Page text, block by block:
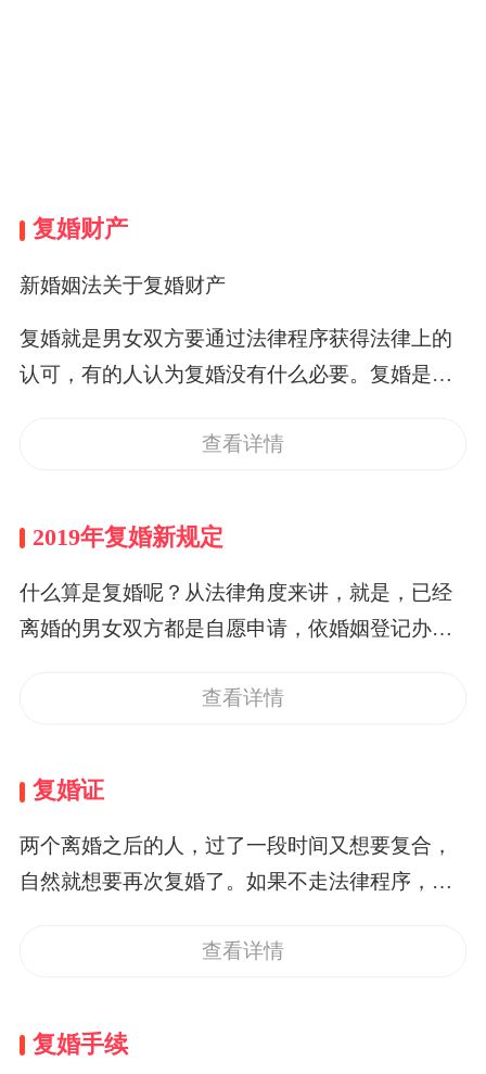
复婚财产
新婚姻法关于复婚财产
复婚就是男女双方要通过法律程序获得法律上的
认可，有的人认为复婚没有什么必要。复婚是很
定:“中国公民在中国境内结婚、离婚、复婚的必须
非法同居，两个人任何一方是不能继承另一个人
的财产，并且也不具有对彼此相互抚养的义务。
&nbsp;在离婚时分割的财产属于婚前财产。因为
并不能使它们具有法律上的延续性，他们是两个
人所有的，除非是个人自愿之外，离婚之后就是
财产都是个人所有的。&nbsp;复婚后取得的财产
在没有特别约定的情况下，属于夫妻共同财产。
的。比如说，夫妻双方的工资、奖金，这些是夫
者是夫妻有一方获得的知识产权后，这个费用也
查看详情
2019年复婚新规定
什么算是复婚呢？从法律角度来讲，就是，已经
离婚的男女双方都是自愿申请，依婚姻登记办
程序。复婚和再婚是不一样的，复婚的两个人之
存在任何关系的，然后在双方都是单身的情况
下，自愿结为一体。这两个性质是不一样的。&n
bsp;复婚要准备什么证明材料呢？一般是男女双方
证明，一般由男女双方所在单位、居(村)委员会或
要注意什么事项呢？复婚和结婚是不一样的，两
查看详情
复婚证
两个离婚之后的人，过了一段时间又想要复合，
自然就想要再次复婚了。如果不走法律程序，仅
其实是不对的。因为我国《婚姻法》对此做了明
必须到婚姻登记机关进行复婚登记”。由此可见，
离婚之后是必须进行登记的，只有在登记部门办
查看详情
复婚手续